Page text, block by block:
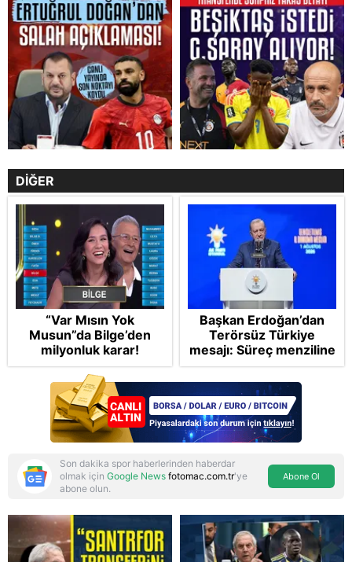
DİĞER
“Var Mısın Yok
Musun”da Bilge’den
milyonluk karar!
Başkan Erdoğan’dan
Terörsüz Türkiye
mesajı: Süreç menziline
varacak
Son dakika spor haberlerinden haberdar
olmak için Google News fotomac.com.tr'ye
abone olun.
Abone Ol